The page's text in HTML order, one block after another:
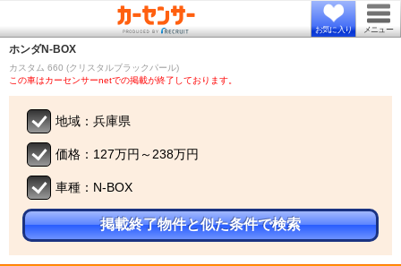
お気に入り メニュー
ホンダN-BOX
カスタム 660 (クリスタルブラックパール)
この車はカーセンサーnetでの掲載が終了しております。
地域：兵庫県
価格：127万円～238万円
車種：N-BOX
掲載終了物件と似た条件で検索